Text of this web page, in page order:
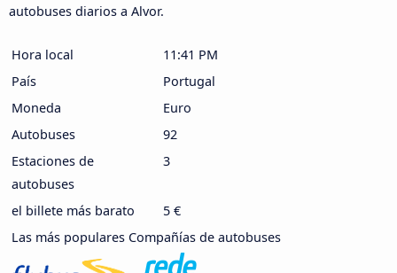
autobuses diarios a Alvor.
Hora local
11:41 PM
País
Portugal
Moneda
Euro
Autobuses
92
Estaciones de
autobuses
3
el billete más barato
5 €
Las más populares Compañías de autobuses